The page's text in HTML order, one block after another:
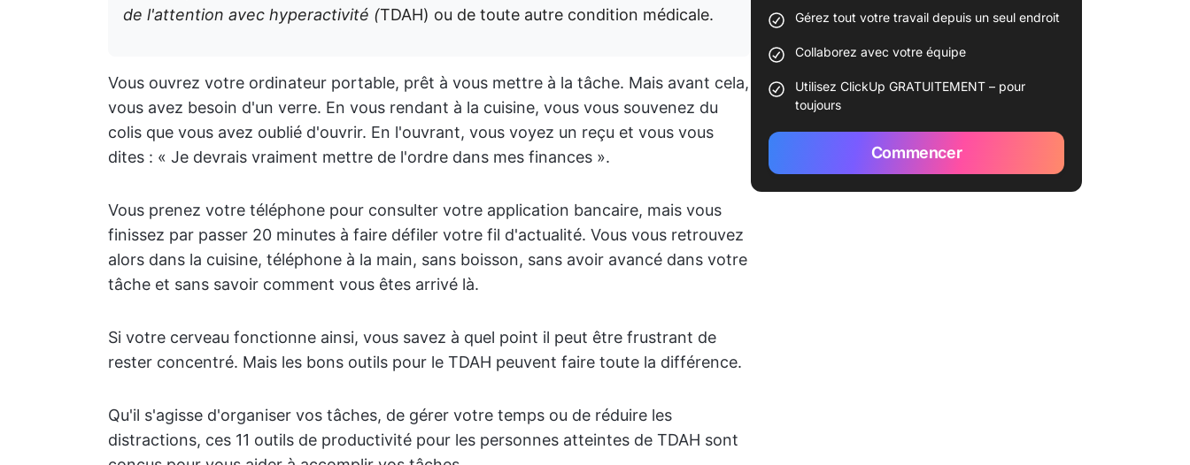
de l'attention avec hyperactivité (TDAH) ou de toute autre condition médicale.
Vous ouvrez votre ordinateur portable, prêt à vous mettre à la tâche. Mais avant cela,
vous avez besoin d'un verre. En vous rendant à la cuisine, vous vous souvenez du
colis que vous avez oublié d'ouvrir. En l'ouvrant, vous voyez un reçu et vous vous
dites : « Je devrais vraiment mettre de l'ordre dans mes finances ».
Vous prenez votre téléphone pour consulter votre application bancaire, mais vous
finissez par passer 20 minutes à faire défiler votre fil d'actualité. Vous vous retrouvez
alors dans la cuisine, téléphone à la main, sans boisson, sans avoir avancé dans votre
tâche et sans savoir comment vous êtes arrivé là.
Si votre cerveau fonctionne ainsi, vous savez à quel point il peut être frustrant de
rester concentré. Mais les bons outils pour le TDAH peuvent faire toute la différence.
Qu'il s'agisse d'organiser vos tâches, de gérer votre temps ou de réduire les
distractions, ces 11 outils de productivité pour les personnes atteintes de TDAH sont
Gérez tout votre travail depuis un seul endroit
Collaborez avec votre équipe
Utilisez ClickUp GRATUITEMENT – pour
toujours
Commencer